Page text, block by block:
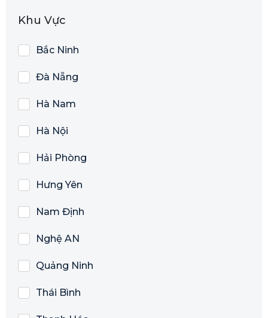
Khu Vực
Bắc Ninh
Đà Nẵng
Hà Nam
Hà Nội
Hải Phòng
Hưng Yên
Nam Định
Nghệ AN
Quảng Ninh
Thái Bình